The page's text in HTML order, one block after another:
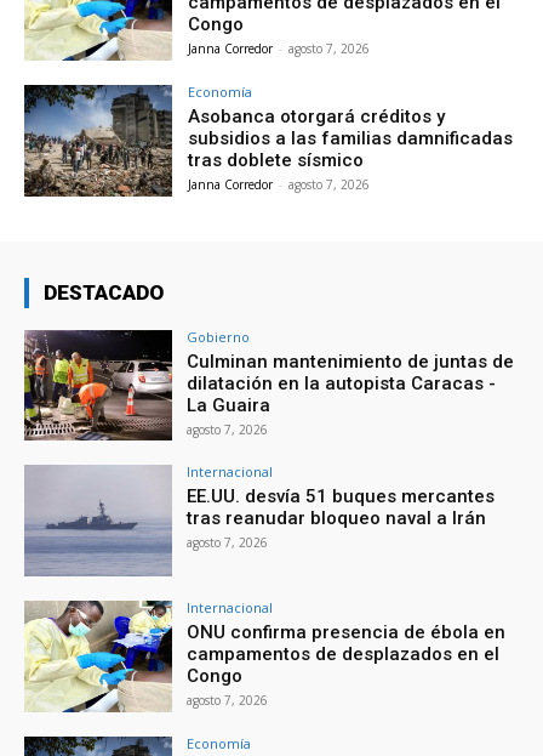
Congo
Janna Corredor - agosto 7, 2026
Economía
Asobanca otorgará créditos y
subsidios a las familias damnificadas
tras doblete sísmico
Janna Corredor - agosto 7, 2026
DESTACADO
Gobierno
Culminan mantenimiento de juntas de
dilatación en la autopista Caracas -
La Guaira
agosto 7, 2026
Internacional
EE.UU. desvía 51 buques mercantes
tras reanudar bloqueo naval a Irán
agosto 7, 2026
Internacional
ONU confirma presencia de ébola en
campamentos de desplazados en el
Congo
agosto 7, 2026
Economía